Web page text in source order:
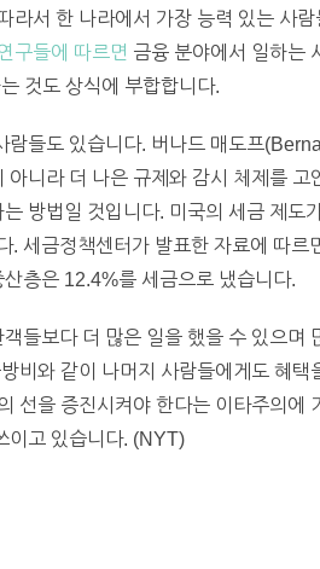
라서 한 나라에서 가장 능력 있는 사
구들에 따르면 금융 분야에서 일하는
것도 상식에 부합합니다.
들도 있습니다. 버나드 매도프
니라 더 나은 규제와 감시 체제를
방법일 것입니다. 미국의 세금 제도
. 세금정책센터가 발표한 자료에 따
층은 12.4%를 세금으로 냈습니다.
들보다 더 많은 일을 했을 수 있으며
비와 같이 나머지 사람들에게도 혜택
선을 증진시켜야 한다는 이타주의에
이고 있습니다. (NYT)